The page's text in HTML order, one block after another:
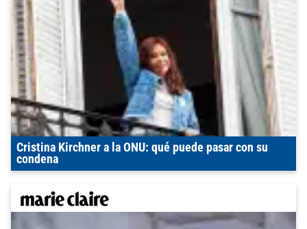
Cristina Kirchner a la ONU: qué puede pasar con su
condena